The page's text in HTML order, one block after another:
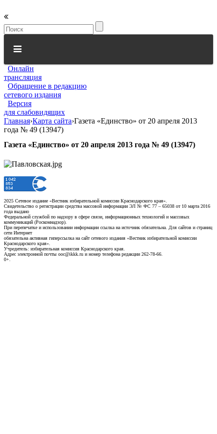
Онлайн
трансляция
Обращение в редакцию
сетевого издания
Версия
для слабовидящих
Главная›Карта сайта›Газета «Единство» от 20 апреля 2013
года № 49 (13947)
Газета «Единство» от 20 апреля 2013 года № 49 (13947)
2025 Сетевое издание «Вестник избирательной комиссии Краснодарского края».
Свидетельство о регистрации средства массовой информации ЭЛ № ФС 77 – 65038 от 10 марта 2016
года выдано
Федеральной службой по надзору в сфере связи, информационных технологий и массовых
коммуникаций (Роскомнадзор).
При перепечатке и использовании информации ссылка на источник обязательна. Для сайтов и страниц
сети Интернет
обязательна активная гиперссылка на сайт сетевого издания «Вестник избирательной комиссии
Краснодарского края».
Учредитель: избирательная комиссия Краснодарского края.
Адрес электронной почты ooc@ikkk.ru и номер телефона редакции 262-78-66.
0+.